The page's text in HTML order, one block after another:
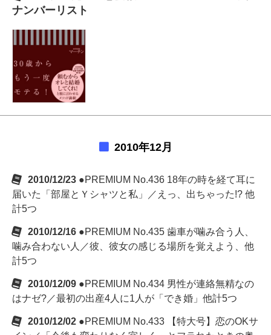
ナンバーリスト
2010年12月
2010/12/23 ●PREMIUM No.436 18年の時を経て耳に
届いた「部屋とＹシャツと私」／えっ、出ちゃった!? 他
計5つ
2010/12/16 ●PREMIUM No.435 歯車が噛み合う人、
噛み合わない人／彼、彼女の感じる場所を覚えよう、他
計5つ
2010/12/09 ●PREMIUM No.434 男性が連絡無精なの
はナゼ?／最初の出産4人に1人が「でき婚」他計5つ
2010/12/02 ●PREMIUM No.433 【特大号】恋のOKサ